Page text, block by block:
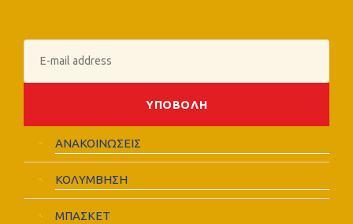
ΑΝΑΚΟΙΝΩΣΕΙΣ
ΚΟΛΥΜΒΗΣΗ
ΜΠΑΣΚΕΤ